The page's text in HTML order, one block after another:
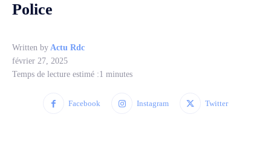
Police
Written by Actu Rdc
février 27, 2025
Temps de lecture estimé :1 minutes
Facebook Instagram Twitter